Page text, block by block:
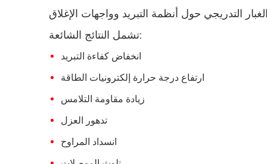
تشمل النتائج الشائعة:
انخفاض كفاءة التبريد
ارتفاع درجة حرارة إلكترونيات الطاقة
زيادة مقاومة التلامس
تدهور العزل
انسداد المراوح